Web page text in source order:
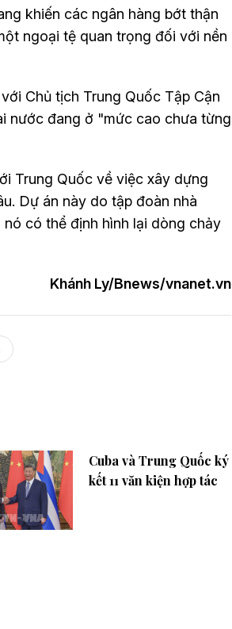
khiến các ngân hàng bớt thận
ngoại tệ quan trọng đối với nền
Chủ tịch Trung Quốc Tập Cận
nước đang ở "mức cao chưa từng
Trung Quốc về việc xây dựng
Dự án này do tập đoàn nhà
có thể định hình lại dòng chảy
Khánh Ly/Bnews/vnanet.vn
Cuba và Trung Quốc ký
kết 11 văn kiện hợp tác